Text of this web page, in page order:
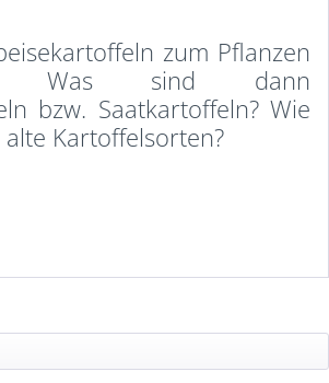
zum Pflanzen
Was sind dann
bzw. Saatkartoffeln? Wie
Kartoffelsorten?